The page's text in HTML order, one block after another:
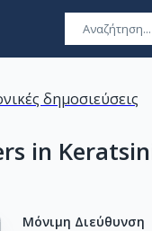
δημοσιεύσεις
in
Μόνιμη Διεύθυνση